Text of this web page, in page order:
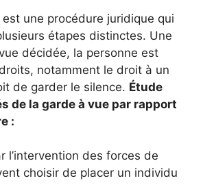
une procédure juridique qui
étapes distinctes. Une
décidée, la personne est
notamment le droit à un
de garder le silence. Étude
de la garde à vue par rapport
:
l’intervention des forces de
choisir de placer un individu